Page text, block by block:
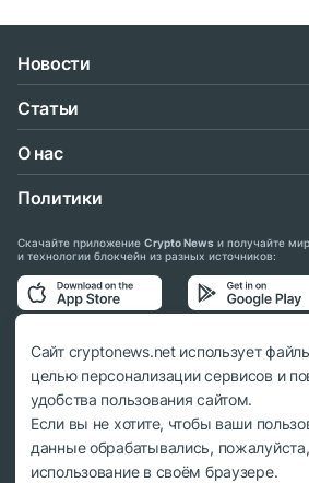
Новости
Статьи
О нас
Политики
Скачайте приложение Crypto News и получайте
и технологии блокчейн из разных источников:
Подписывайтесь на нас в социальных сетях:
© 2018 - 2026 Crypto News. При использовании
cryptonews.net обязательна.
Сайт cryptonews.net использует
целью персонализации сервисов и
удобства пользования сайтом.
Если вы не хотите, чтобы ваши
данные обрабатывались,
использование в своём браузере.